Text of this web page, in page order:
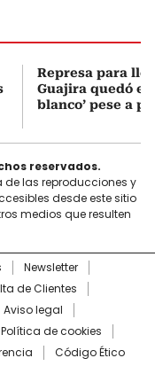
Represa para
Guajira quedó en
blanco’ pese a
reservados.
de las reproducciones y
desde este sitio
medios que resulten
Newsletter
de Clientes
Aviso legal
Política de cookies
Código Ético